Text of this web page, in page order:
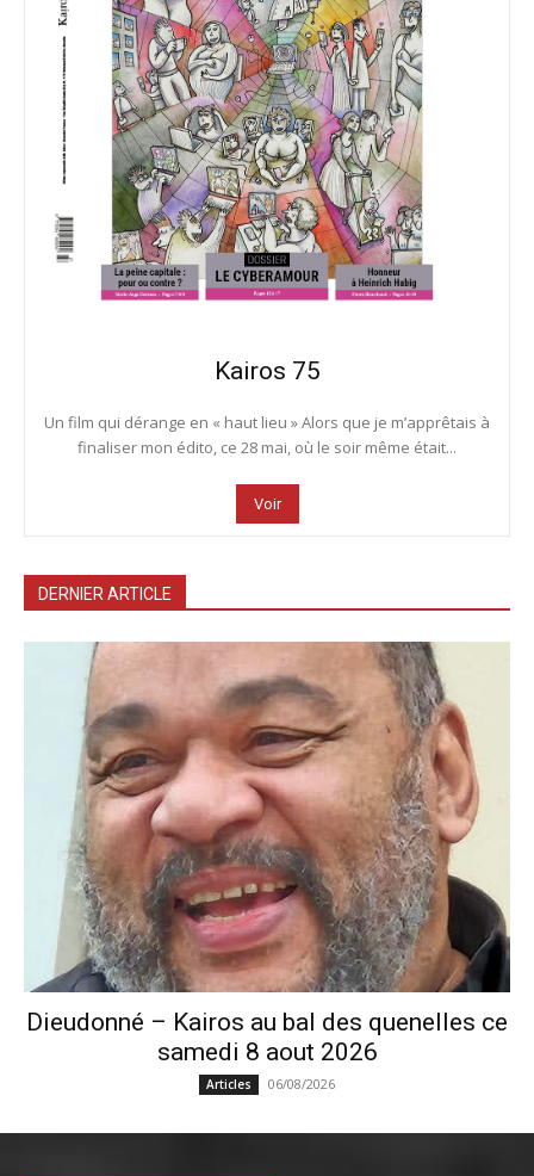
Kairos 75
Un film qui dérange en « haut lieu » Alors que je m’apprêtais à
finaliser mon édito, ce 28 mai, où le soir même était...
Voir
DERNIER ARTICLE
Dieudonné – Kairos au bal des quenelles ce
samedi 8 aout 2026
Articles 06/08/2026